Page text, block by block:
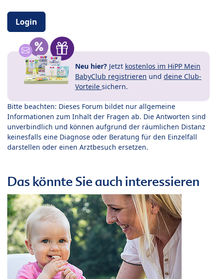
Login
Neu hier? Jetzt kostenlos im HiPP Mein
BabyClub registrieren und deine Club-
Vorteile sichern.
Bitte beachten: Dieses Forum bildet nur allgemeine
Informationen zum Inhalt der Fragen ab. Die Antworten sind
unverbindlich und können aufgrund der räumlichen Distanz
keinesfalls eine Diagnose oder Beratung für den Einzelfall
darstellen oder einen Arztbesuch ersetzen.
Das könnte Sie auch interessieren